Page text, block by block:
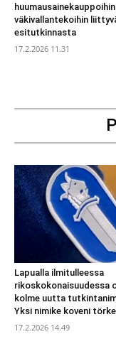
väkivallantekoihin
esitutkinnasta
17.2.2026 11.31
Lapualla ilmitulleessa
rikoskokonaisuudessa
kolme uutta
Yksi nimike koveni
17.2.2026 14.49